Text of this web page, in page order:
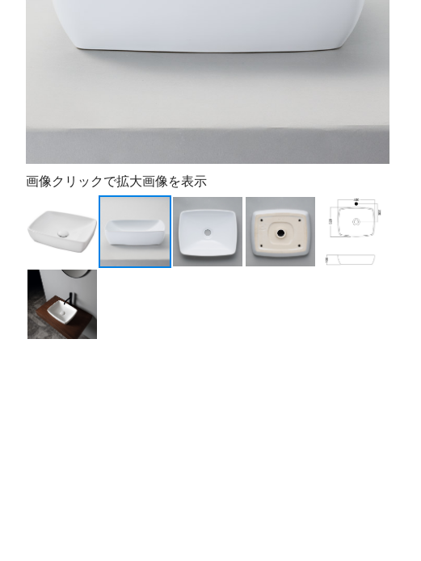
画像クリックで拡大画像を表示